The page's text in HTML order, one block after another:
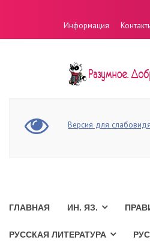
Информация
Версия для
ГЛАВНАЯ ИН. ЯЗ.
РУССКАЯ ЛИТЕРАТУРА